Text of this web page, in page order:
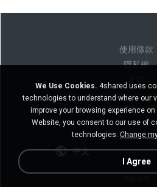
使用條款
隱私權
Do not sell my
Do not share my
中文
We Use Cookies. 4shared uses
technologies to understand where our
improve your browsing experience
Website, you consent to our use of
technologies. Change
I Agree